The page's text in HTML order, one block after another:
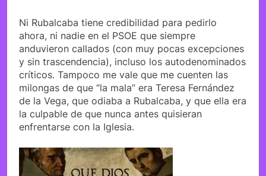
Ni Rubalcaba tiene credibilidad para pedirlo
ahora, ni nadie en el PSOE que siempre
anduvieron callados (con muy pocas excepciones
y sin trascendencia), incluso los autodenominados
críticos. Tampoco me vale que me cuenten las
milongas de que “la mala” era Teresa Fernández
de la Vega, que odiaba a Rubalcaba, y que ella era
la culpable de que nunca antes quisieran
enfrentarse con la Iglesia.